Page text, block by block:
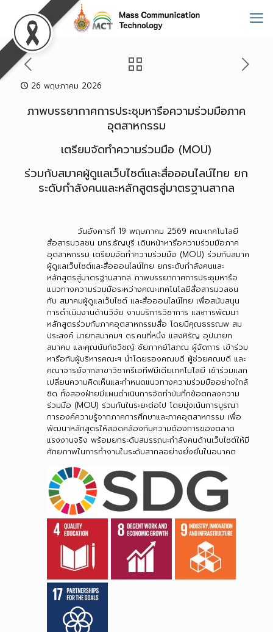
26 พฤษภาคม 2026
ภาพบรรยากาศการประชุมหารือความร่วมมือภาค
อุตสาหกรรม
เตรียมจัดทำความร่วมมือ (MOU)
ร่วมกับสมาคผู้ดูแลเว็บไซต์และสื่อออนไลน์ไทย ยก
ระดับกำลังคนและหลักสูตรสู่มาตรฐานสากล
วันอังคารที่ 19 พฤษภาคม 2569 คณะเทคโนโลยี
สื่อสารมวลชน มทร.ธัญบุรี เดินหน้าหารือความร่วมมือภาค
อุตสาหกรรม เตรียมจัดทำความร่วมมือ (MOU) ร่วมกับสมาค
ผู้ดูแลเว็บไซต์และสื่อออนไลน์ไทย ยกระดับกำลังคนและ
หลักสูตรสู่มาตรฐานสากล ภาพบรรยากาศการประชุมหารือ
แนวทางความร่วมมือระหว่างคณะเทคโนโลยีสื่อสารมวลชน
กับ สมาคมผู้ดูแลเว็บไซต์ และสื่อออนไลน์ไทย เพื่อสนับสนุน
การดำเนินงานด้านวิจัย งานบริการวิชาการ และการพัฒนา
หลักสูตรร่วมกับภาคอุตสาหกรรมสื่อ โดยมีคุณธรรณพ สม
ประสงค์ นายกสมาคมฯ ดร.คนที่หนึ่ง แสงหิรัญ อุปนายก
สมาคม และคุณนันท์ชวิชญ์ ชัยภาคย์โสภณ ผู้จัดการ เข้าร่วม
หารือกับผู้บริหารคณะฯ นำโดยรองคณบดี ผู้ช่วยคณบดี และ
คณาจารย์จากสาขาวิชาครีเอทีฟมีเดียเทคโนโลยี เข้าร่วมแลก
เปลี่ยนความคิดเห็นและกำหนดแนวทางความร่วมมืออย่างใกล้
ชิด ทั้งสองฝ่ายมีแผนดำเนินการจัดทำบันทึกข้อตกลงความ
ร่วมมือ (MOU) ร่วมกันในระยะต่อไป โดยมุ่งเน้นการบูรณา
การองค์ความรู้จากภาคการศึกษาและภาคอุตสาหกรรม เพื่อ
พัฒนาหลักสูตรให้สอดคล้องกับความต้องการของตลาด
แรงงานจริง พร้อมยกระดับสมรรถนะกำลังคนด้านเว็บไซต์ให้มี
ศักยภาพในการทำงานในระดับสากลอย่างยั่งยืนในอนาคต